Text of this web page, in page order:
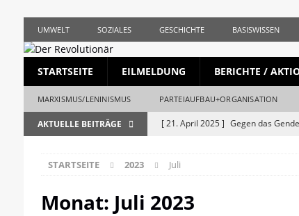
UMWELT SOZIALES GESCHICHTE BASISWISSEN
STARTSEITE EILMELDUNG BERICHTE /
MARXISMUS/LENINISMUS PARTEIAUFBAU+ORGANISATION
AKTUELLE BEITRÄGE [ 21. April 2025 ] Gegen das
[ 5. April 2025 ]
[ 19. März 2025 ]
STARTSEITE 2023 Juli
Monat: Juli 2023